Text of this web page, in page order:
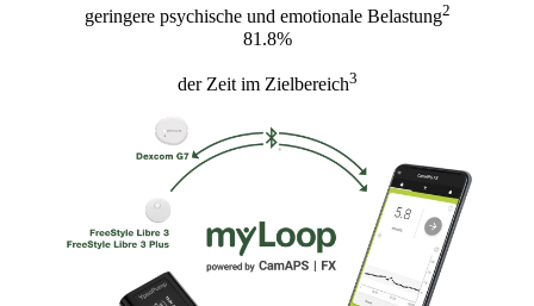
geringere psychische und emotionale Belastung2
81.8%
der Zeit im Zielbereich3